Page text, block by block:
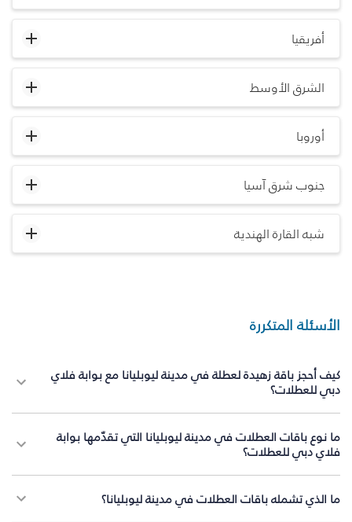
أفريقيا
الشرق الأوسط
أوروبا
جنوب شرق آسيا
شبه القارة الهندية
الأسئلة المتكررة
كيف أحجز باقة زهيدة لعطلة في مدينة ليوبليانا مع بوابة فلاي
دبي للعطلات؟
ما نوع باقات العطلات في مدينة ليوبليانا التي تقدّمها بوابة
فلاي دبي للعطلات؟
ما الذي تشمله باقات العطلات في مدينة ليوبليانا؟